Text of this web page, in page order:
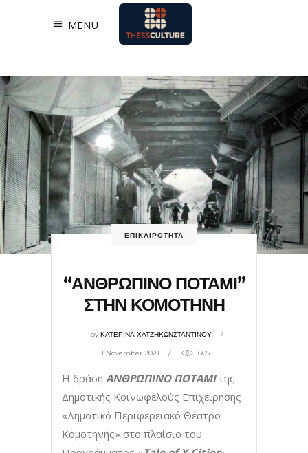
MENU
ΕΠΙΚΑΙΡΟΤΗΤΑ
“ΑΝΘΡΩΠΙΝΟ ΠΟΤΑΜΙ”
ΣΤΗΝ ΚΟΜΟΤΗΝΗ
byΚΑΤΕΡΙΝΑ ΧΑΤΖΗΚΩΝΣΤΑΝΤΙΝΟΥ
11 November 2021 605
Η δράση ΑΝΘΡΩΠΙΝΟ ΠΟΤΑΜΙτης
Δημοτικής Κοινωφελούς Επιχείρησης
«Δημοτικό Περιφερειακό Θέατρο
Κομοτηνής» στο πλαίσιο του